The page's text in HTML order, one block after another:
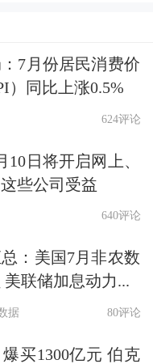
7月份居民消费价
）同比上涨0.5%
624评论
10日将开启网上、
些公司受益
640评论
：美国7月非农数
联储加息动力...
据 80评论
买1300亿元 伯克